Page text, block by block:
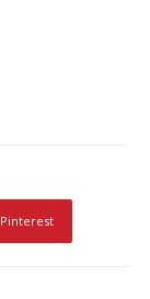
Pinterest